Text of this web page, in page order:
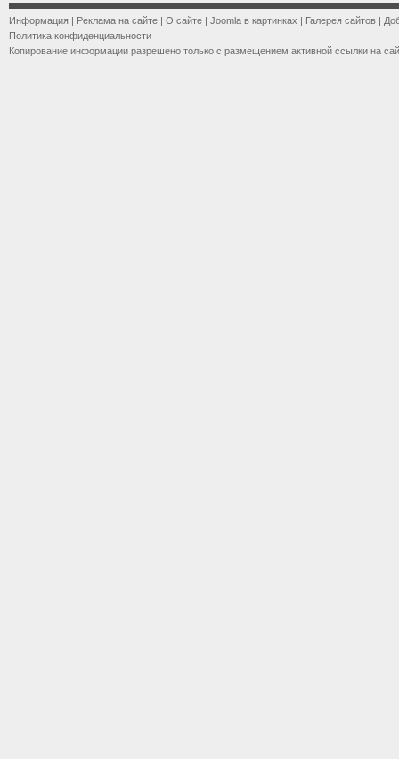
Информация | Реклама на сайте | О сайте | Joomla в картинках | Галерея сайтов |
Политика конфиденциальности
Копирование информации разрешено только с размещением активной ссылки на